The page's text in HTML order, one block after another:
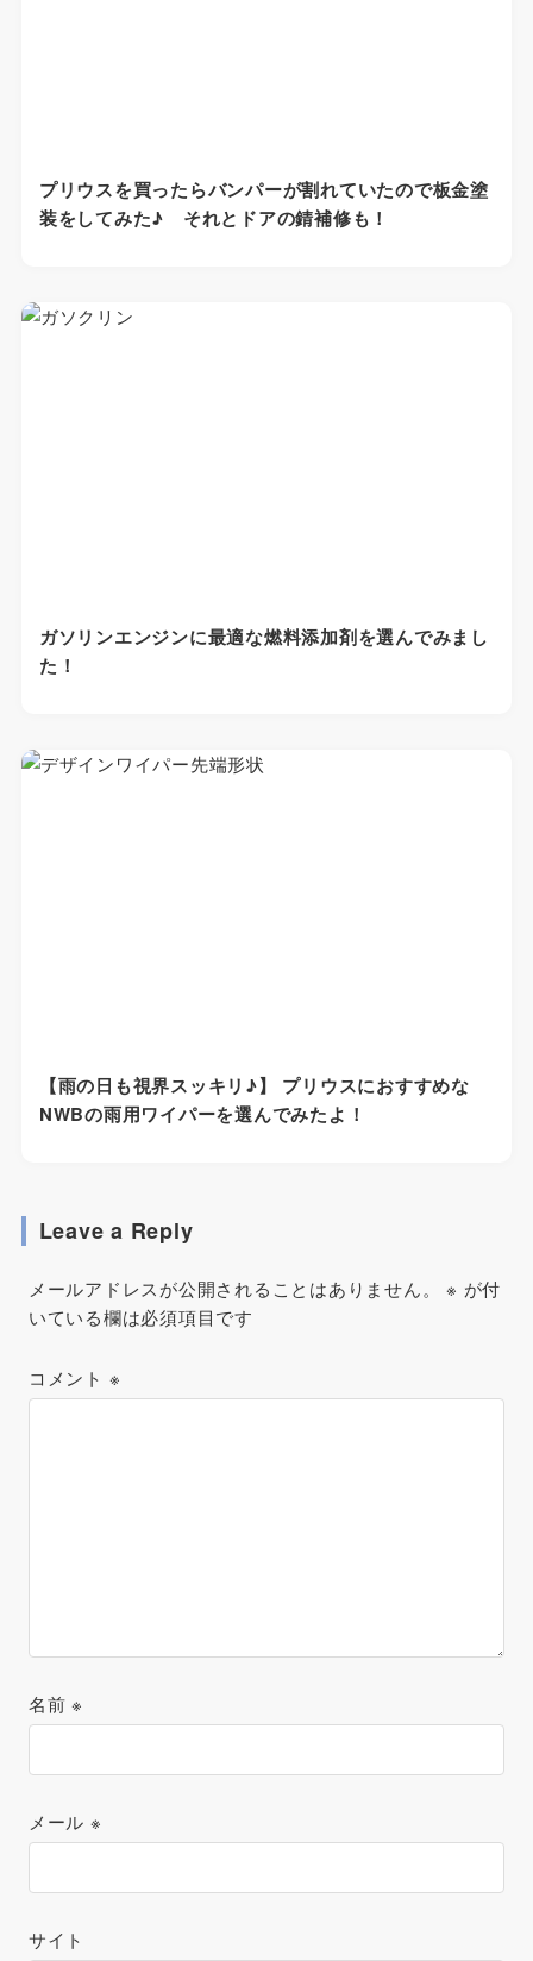
プリウスを買ったらバンパーが割れていたので板金塗
装をしてみた♪ それとドアの錆補修も！
ガソリンエンジンに最適な燃料添加剤を選んでみまし
た！
【雨の日も視界スッキリ♪】 プリウスにおすすめな
NWBの雨用ワイパーを選んでみたよ！
Leave a Reply
メールアドレスが公開されることはありません。 ※ が付
いている欄は必須項目です
コメント ※
名前※
メール ※
サイト